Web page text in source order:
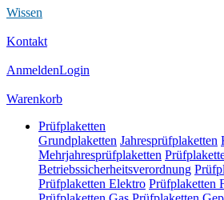
Wissen
Kontakt
AnmeldenLogin
Warenkorb
Prüfplaketten
Grundplaketten Jahresprüfplaketten
Mehrjahresprüfplaketten
Betriebssicherheitsverordnung
Prüfplaketten Elektro Prüfplaketten